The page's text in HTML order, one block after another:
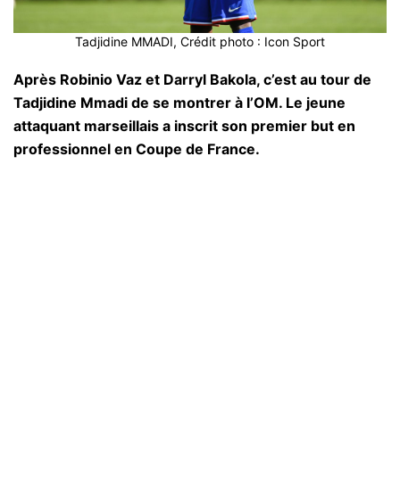
Tadjidine MMADI, Crédit photo : Icon Sport
Après Robinio Vaz et Darryl Bakola, c’est au tour de
Tadjidine Mmadi de se montrer à l’OM. Le jeune
attaquant marseillais a inscrit son premier but en
professionnel en Coupe de France.